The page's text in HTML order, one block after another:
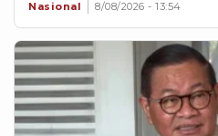
Nasional 8/08/2026 - 13:54